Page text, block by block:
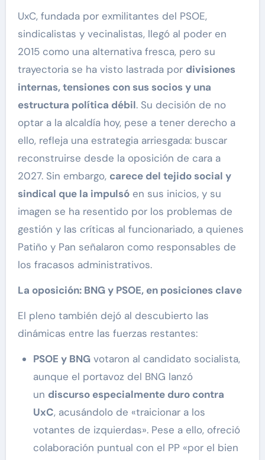
UxC, fundada por exmilitantes del PSOE,
sindicalistas y vecinalistas, llegó al poder en
2015 como una alternativa fresca, pero su
trayectoria se ha visto lastrada por divisiones
internas, tensiones con sus socios y una
estructura política débil. Su decisión de no
optar a la alcaldía hoy, pese a tener derecho a
ello, refleja una estrategia arriesgada: buscar
reconstruirse desde la oposición de cara a
2027. Sin embargo, carece del tejido social y
sindical que la impulsóen sus inicios, y su
imagen se ha resentido por los problemas de
gestión y las críticas al funcionariado, a quienes
Patiño y Pan señalaron como responsables de
los fracasos administrativos.
La oposición: BNG y PSOE, en posiciones clave
El pleno también dejó al descubierto las
dinámicas entre las fuerzas restantes:
PSOE y BNGvotaron al candidato socialista,
aunque el portavoz del BNG lanzó
un discurso especialmente duro contra
UxC, acusándolo de «traicionar a los
votantes de izquierdas». Pese a ello, ofreció
colaboración puntual con el PP «por el bien